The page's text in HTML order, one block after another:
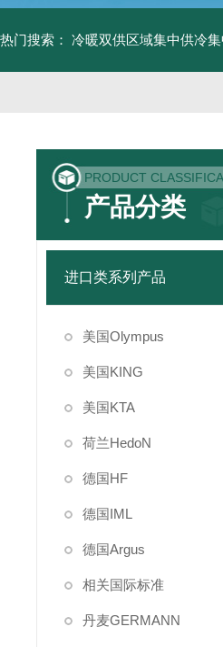
热门搜索： 冷暖双供区域集中供冷
PRODUCT
产品分类
进口类系列产品
美国Olympus
美国KING
美国KTA
荷兰HedoN
德国HF
德国IML
德国Argus
相关国际标准
丹麦GERMANN